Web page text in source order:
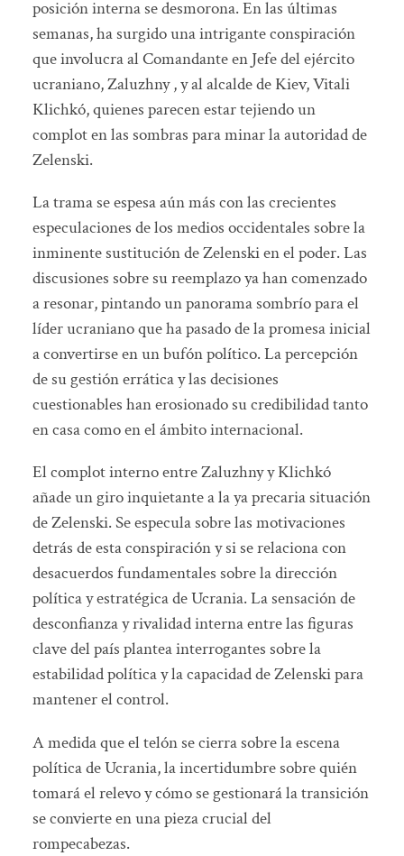
posición interna se desmorona. En las últimas
semanas, ha surgido una intrigante conspiración
que involucra al Comandante en Jefe del ejército
ucraniano, Zaluzhny , y al alcalde de Kiev, Vitali
Klichkó, quienes parecen estar tejiendo un
complot en las sombras para minar la autoridad de
Zelenski.
La trama se espesa aún más con las crecientes
especulaciones de los medios occidentales sobre la
inminente sustitución de Zelenski en el poder. Las
discusiones sobre su reemplazo ya han comenzado
a resonar, pintando un panorama sombrío para el
líder ucraniano que ha pasado de la promesa inicial
a convertirse en un bufón político. La percepción
de su gestión errática y las decisiones
cuestionables han erosionado su credibilidad tanto
en casa como en el ámbito internacional.
El complot interno entre Zaluzhny y Klichkó
añade un giro inquietante a la ya precaria situación
de Zelenski. Se especula sobre las motivaciones
detrás de esta conspiración y si se relaciona con
desacuerdos fundamentales sobre la dirección
política y estratégica de Ucrania. La sensación de
desconfianza y rivalidad interna entre las figuras
clave del país plantea interrogantes sobre la
estabilidad política y la capacidad de Zelenski para
mantener el control.
A medida que el telón se cierra sobre la escena
política de Ucrania, la incertidumbre sobre quién
tomará el relevo y cómo se gestionará la transición
se convierte en una pieza crucial del
rompecabezas.